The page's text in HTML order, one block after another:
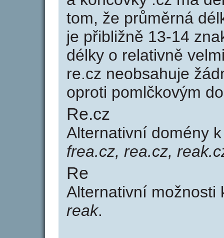
tom, že průměrná
je přibližně 13-14
délky o relativně
re.cz neobsahuje
oproti pomlčkovým
Re.cz
Alternativní domény
frea.cz, rea.cz,
Re
Alternativní možnosti
reak.